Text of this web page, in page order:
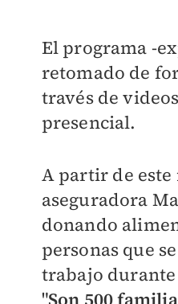
El programa -
retomado de
través de
presencial.
A partir de este
aseguradora
donando
personas que
trabajo